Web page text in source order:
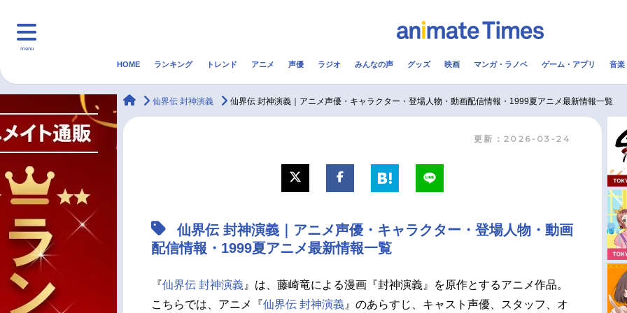
menu
マンガ・ラノベ 2.5次元 配
声優記事一覧
アニメ映画一覧
男性声優/女性声優一覧
今期アニメ曜日別一覧
夏アニメ
HOME ランキング トレンド アニメ 声優 ラジオ みんなの声 グッズ 映画 マンガ・ラノベ ゲーム・アプリ 音楽
animateTimes
仙界伝 封神演義 仙界伝 封神演義｜アニメ声優・キャラクター・登場人物・動画配信情報・1999夏アニメ最新情報一覧
更新：2026-03-24
仙界伝 封神演義｜アニメ声優・キャラクター・登場人物・動画
配信情報・1999夏アニメ最新情報一覧
『仙界伝 封神演義 』は、藤崎竜による漫画『封神演義』を原作とするアニメ作品。
こちらでは、アニメ『仙界伝 封神演義 』のあらすじ、キャスト声優、スタッフ、オ